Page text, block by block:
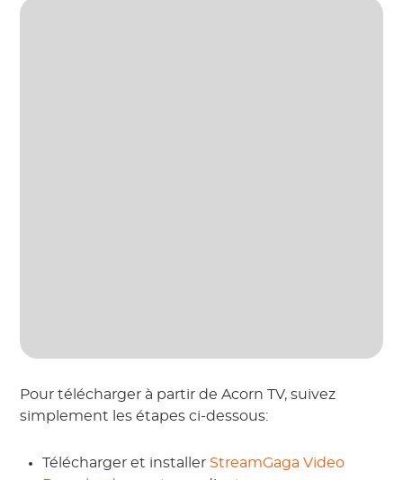
Pour télécharger à partir de Acorn TV, suivez
simplement les étapes ci-dessous:
Télécharger et installer StreamGaga Video